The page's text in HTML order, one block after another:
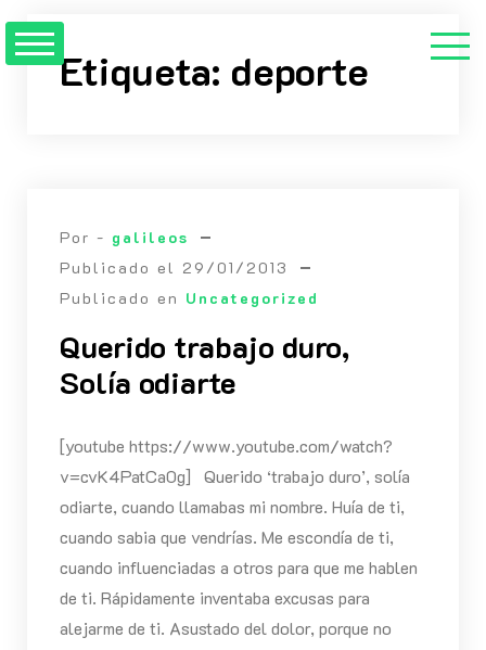
contenidoEtiqueta: deporte
Por - galileos
Publicado el 29/01/2013
Publicado en Uncategorized
Querido trabajo duro,
Solía odiarte
[youtube https://www.youtube.com/watch?
v=cvK4PatCa0g] Querido ‘trabajo duro’, solía
odiarte, cuando llamabas mi nombre. Huía de ti,
cuando sabia que vendrías. Me escondía de ti,
cuando influenciadas a otros para que me hablen
de ti. Rápidamente inventaba excusas para
alejarme de ti. Asustado del dolor, porque no